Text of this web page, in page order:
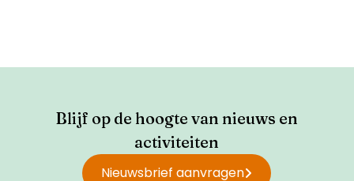
Blijf op de hoogte van nieuws en
activiteiten
Nieuwsbrief aanvragen